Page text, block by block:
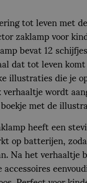
tot leven met
zaklamp voor
bevat 12
dat tot leven
illustraties die je
wordt
met de
heeft een
op batterijen,
Na het verhaaltje